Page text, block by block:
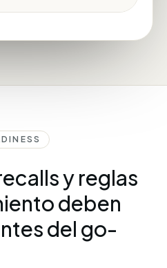
y reglas
deben
del go-